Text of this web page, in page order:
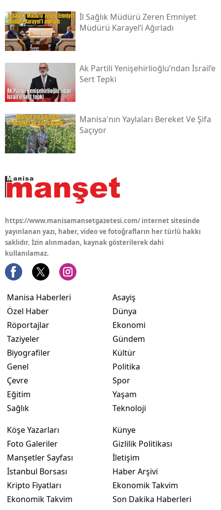
İl Sağlık Müdürü Zeren Emniyet
Müdürü Karayel’i Ağırladı
Ak Partili Yenişehirlioğlu’ndan İsrail’e
Sert Tepki
Manisa'nın Yaylaları Bereket Ve Şifa
Saçıyor
https://www.manisamansetgazetesi.com/ internet sitesinde
yayınlanan yazı, haber, video ve fotoğrafların her türlü hakkı
saklıdır. İzin alınmadan, kaynak gösterilerek dahi
kullanılamaz.
Manisa Haberleri
Özel Haber
Röportajlar
Taziyeler
Biyografiler
Genel
Çevre
Eğitim
Sağlık
Asayiş
Dünya
Ekonomi
Gündem
Kültür
Politika
Spor
Yaşam
Teknoloji
Köşe Yazarları
Foto Galeriler
Manşetler Sayfası
İstanbul Borsası
Kripto Fiyatları
Ekonomik Takvim
Künye
Gizlilik Politikası
İletişim
Haber Arşivi
Ekonomik Takvim
Son Dakika Haberleri